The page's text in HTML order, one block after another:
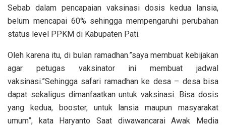
Sebab dalam pencapaian vaksinasi dosis kedua lansia,
belum mencapai 60% sehingga mempengaruhi perubahan
status level PPKM di Kabupaten Pati.
Oleh karena itu, di bulan ramadhan.”saya membuat kebijakan
agar petugas vaksinator ini membuat jadwal
vaksinasi.”Sehingga safari ramadhan ke desa – desa bisa
dapat sekaligus dimanfaatkan untuk vaksinasi. Bisa dosis
yang kedua, booster, untuk lansia maupun masyarakat
umum”, kata Haryanto Saat diwawancarai Awak Media